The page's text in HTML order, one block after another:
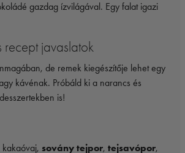
gazdag ízvilágával. Egy falat igazi
recept javaslatok
de remek kiegészítője lehet egy
kávénak. Próbáld ki a narancs és
is!
kakaóvaj, sovány tejpor, tejsavópor,